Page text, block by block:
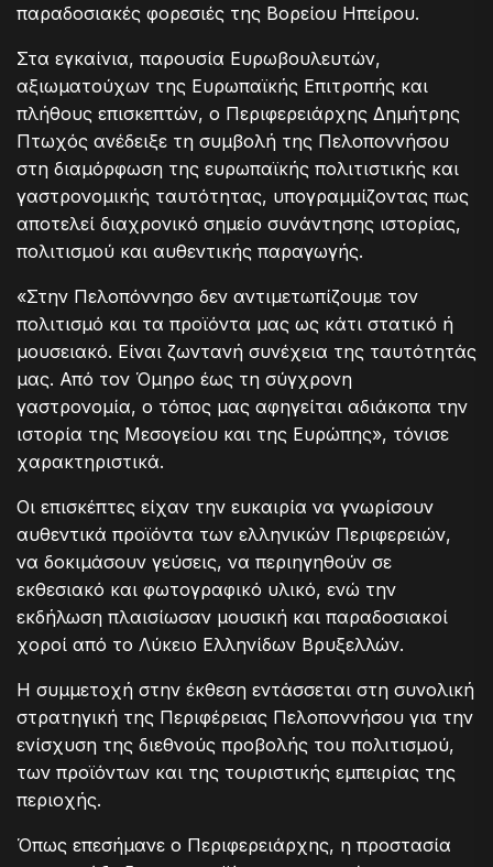
παραδοσιακές φορεσιές της Βορείου Ηπείρου.
Στα εγκαίνια, παρουσία Ευρωβουλευτών,
αξιωματούχων της Ευρωπαϊκής Επιτροπής και
πλήθους επισκεπτών, ο Περιφερειάρχης Δημήτρης
Πτωχός ανέδειξε τη συμβολή της Πελοποννήσου
στη διαμόρφωση της ευρωπαϊκής πολιτιστικής και
γαστρονομικής ταυτότητας, υπογραμμίζοντας πως
αποτελεί διαχρονικό σημείο συνάντησης ιστορίας,
πολιτισμού και αυθεντικής παραγωγής.
«Στην Πελοπόννησο δεν αντιμετωπίζουμε τον
πολιτισμό και τα προϊόντα μας ως κάτι στατικό ή
μουσειακό. Είναι ζωντανή συνέχεια της ταυτότητάς
μας. Από τον Όμηρο έως τη σύγχρονη
γαστρονομία, ο τόπος μας αφηγείται αδιάκοπα την
ιστορία της Μεσογείου και της Ευρώπης», τόνισε
χαρακτηριστικά.
Οι επισκέπτες είχαν την ευκαιρία να γνωρίσουν
αυθεντικά προϊόντα των ελληνικών Περιφερειών,
να δοκιμάσουν γεύσεις, να περιηγηθούν σε
εκθεσιακό και φωτογραφικό υλικό, ενώ την
εκδήλωση πλαισίωσαν μουσική και παραδοσιακοί
χοροί από το Λύκειο Ελληνίδων Βρυξελλών.
Η συμμετοχή στην έκθεση εντάσσεται στη συνολική
στρατηγική της Περιφέρειας Πελοποννήσου για την
ενίσχυση της διεθνούς προβολής του πολιτισμού,
των προϊόντων και της τουριστικής εμπειρίας της
περιοχής.
Όπως επεσήμανε ο Περιφερειάρχης, η προστασία